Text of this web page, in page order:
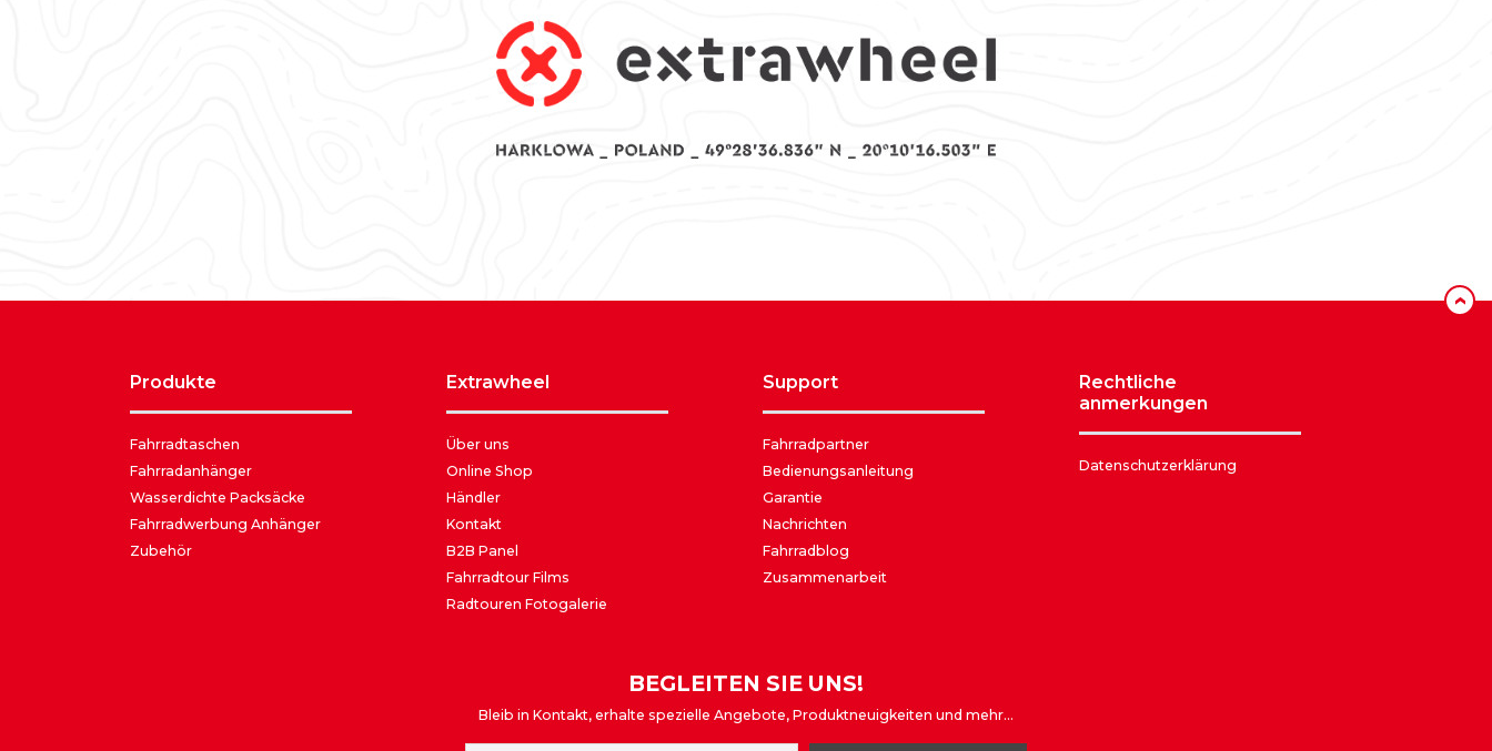
‹
produkte
Fahrradtaschen
Fahrradanhänger
Wasserdichte Packsäcke
Fahrradwerbung Anhänger
Zubehör
extrawheel
Über uns
Online Shop
Händler
Kontakt
B2B Panel
Fahrradtour Films
Radtouren Fotogalerie
support
Fahrradpartner
Bedienungsanleitung
Garantie
Nachrichten
Fahrradblog
Zusammenarbeit
rechtliche
anmerkungen
Datenschutzerklärung
BEGLEITEN SIE UNS!
Bleib in Kontakt, erhalte spezielle Angebote, Produktneuigkeiten und mehr...